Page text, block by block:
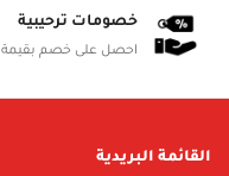
Material
TBA
خصومات ترحيبية
احصل على خصم بقيمة ٢٠٪ عند عملية الشراء الأولى
القائمة البريدية